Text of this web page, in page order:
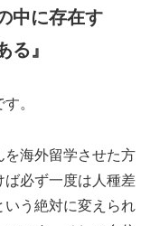
中に存在す
る』
。
を海外留学させた方
ば必ず一度は人種差
いう絶対に変えられ